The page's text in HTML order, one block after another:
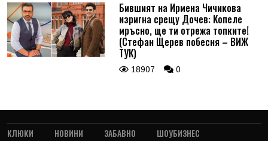
Бившият на Ирмена Чичикова
изригна срещу Дочев: Копеле
мръсно, ще ти отрежа топките!
(Стефан Щерев побесня – ВИЖ
ТУК)
18907 0
КЛЮКИ НОВИНИ ЗАБАВНО
ШОУБИЗНЕС